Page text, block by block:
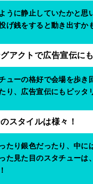
うに静止していたかと
げ銭をすると動き出すか
アクトで広告宣伝に
ューの格好で会場を歩き
り、広告宣伝にもピッタ
スタイルは様々！
たり銀色だったり、中に
た見た目のスタチューは